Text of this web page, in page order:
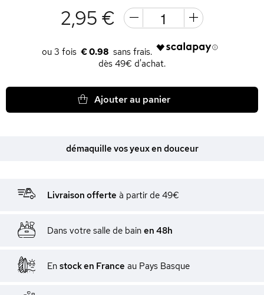
2,95 €
€ 0.98
dès 49€ d'achat.
Ajouter au panier
démaquille vos yeux en douceur
Livraison offerte à partir de 49€
Dans votre salle de bain en 48h
En stock en France au Pays Basque